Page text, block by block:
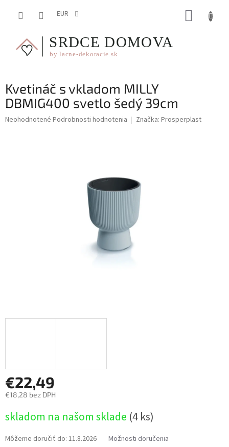
EUR
Kvetináč s vkladom MILLY
DBMIG400 svetlo šedý 39cm
Priemerné
Neohodnotené Podrobnosti hodnotenia Značka: Prosperplast
€22,49
€18,28 bez DPH
cena:
skladom na našom sklade (4 ks)
Môžeme doručiť do: 11.8.2026 Možnosti doručenia